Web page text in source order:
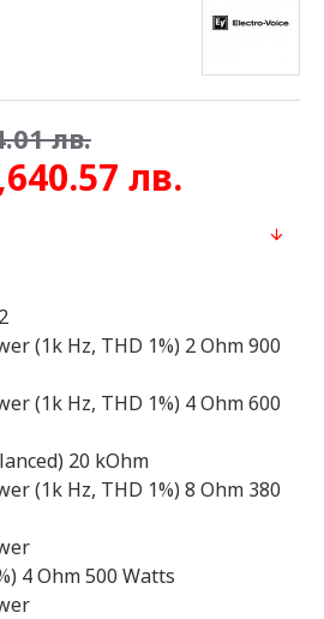
лв.
лв.
(1k Hz, THD 1%) 2 Ohm 900
(1k Hz, THD 1%) 4 Ohm 600
20 kOhm
(1k Hz, THD 1%) 8 Ohm 380
4 Ohm 500 Watts